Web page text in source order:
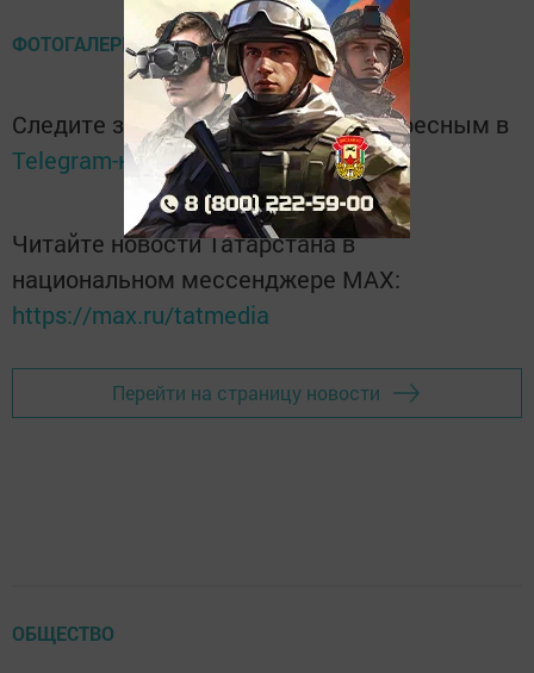
ФОТОГАЛЕРЕЯ
Следите за самым важным и интересным в
Telegram-каналеТатмедиа
Читайте новости Татарстана в
национальном мессенджере MАХ:
https://max.ru/tatmedia
Перейти на страницу новости
ОБЩЕСТВО